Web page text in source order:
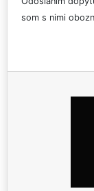
som s nimi